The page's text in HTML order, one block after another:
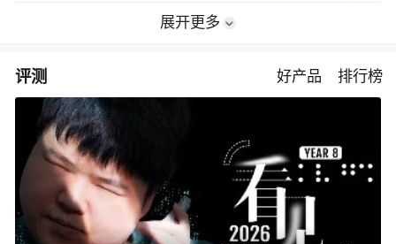
展开更多
评测 好产品 排行榜